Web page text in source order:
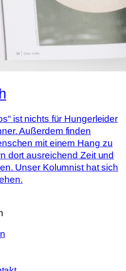
ist nichts für Hungerleider
Außerdem finden
mit einem Hang zu
dort ausreichend Zeit und
Unser Kolumnist hat sich